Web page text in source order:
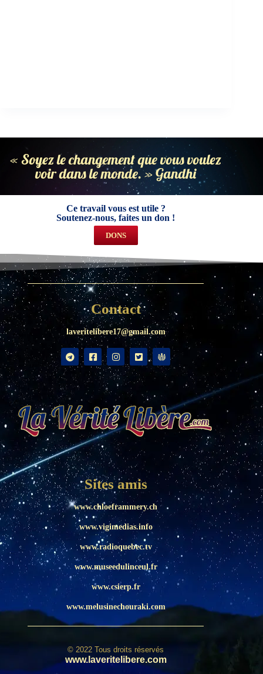
« Soyez le changement que vous voulez
voir dans le monde. » Gandhi
Ce travail vous est utile ?
Soutenez-nous, faites un don !
DONS
Contact
laveritelibere17@gmail.com
Sites amis
www.chloeframmery.ch
www.vigimedias.info
www.radioquebec.tv
www.museedulinceul.fr
www.csierp.fr
www.melusinechouraki.com
© 2022 Tous droits réservés
www.laveritelibere.com